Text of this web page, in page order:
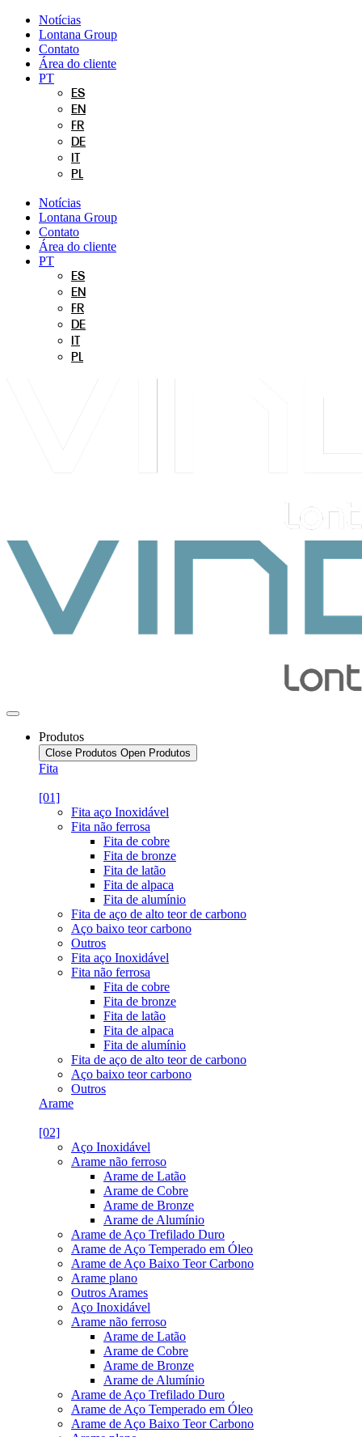
Pular
para
conteúdo
Notícias
Lontana Group
Contato
Área do cliente
PT
ES
EN
FR
DE
PL
Notícias
Lontana Group
Contato
Área do cliente
PT
ES
EN
FR
DE
PL
Produtos
Close Produtos Open Produtos
Fita
[01]
Fita aço Inoxidável
Fita não ferrosa
Fita de cobre
Fita de bronze
Fita de latão
Fita de alpaca
Fita de alumínio
Fita de aço de alto teor de carbono
Aço baixo teor carbono
Outros
Fita aço Inoxidável
Fita não ferrosa
Fita de cobre
Fita de bronze
Fita de latão
Fita de alpaca
Fita de alumínio
Fita de aço de alto teor de carbono
Aço baixo teor carbono
Outros
Arame
[02]
Aço Inoxidável
Arame não ferroso
Arame de Latão
Arame de Cobre
Arame de Bronze
Arame de Alumínio
Arame de Aço Trefilado Duro
Arame de Aço Temperado em Óleo
Arame de Aço Baixo Teor Carbono
Arame plano
Outros Arames
Aço Inoxidável
Arame não ferroso
Arame de Latão
Arame de Cobre
Arame de Bronze
Arame de Alumínio
Arame de Aço Trefilado Duro
Arame de Aço Temperado em Óleo
Arame de Aço Baixo Teor Carbono